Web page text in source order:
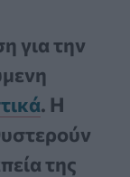
για την
. Η
της